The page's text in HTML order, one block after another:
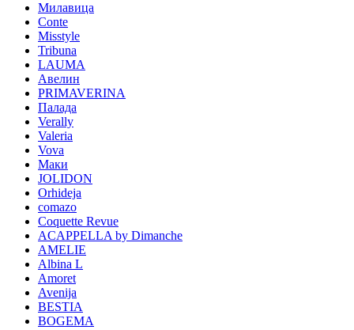
Милавица
Conte
Misstyle
Tribuna
LAUMA
Авелин
PRIMAVERINA
Палада
Verally
Valeria
Vova
Маки
JOLIDON
Orhideja
comazo
Coquette Revue
ACAPPELLA by Dimanche
AMELIE
Albina L
Amoret
Avenija
BESTIA
BOGEMA